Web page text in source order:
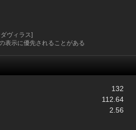
ヴィラス]
表示に優先されることがある
132
112.64
2.56